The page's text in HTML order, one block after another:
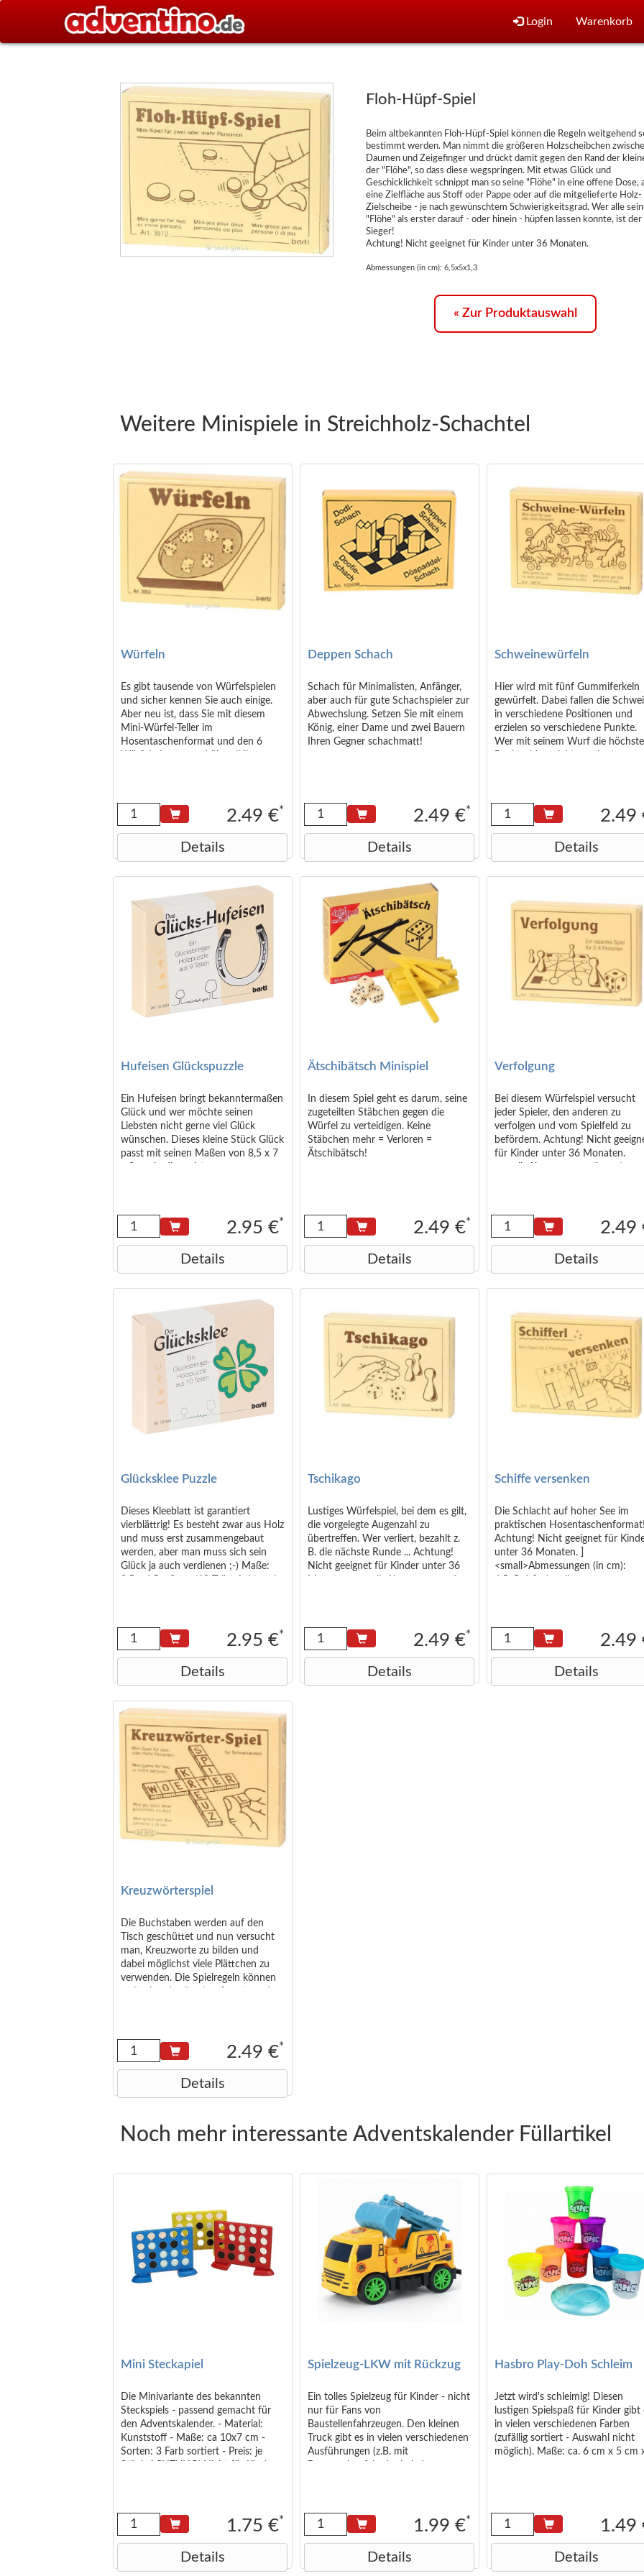
Login Warenkorb
Floh-Hüpf-Spiel
Beim altbekannten Floh-Hüpf-Spiel können die Regeln weitgehend
bestimmt werden. Man nimmt die größeren Holzscheibchen
Daumen und Zeigefinger und drückt damit gegen den Rand der
der "Flöhe", so dass diese wegspringen. Mit etwas Glück und
Geschicklichkeit schnippt man so seine "Flöhe" in eine offene Dose,
eine Zielfläche aus Stoff oder Pappe oder auf die mitgelieferte Holz-
Zielscheibe - je nach gewünschtem Schwierigkeitsgrad. Wer alle
"Flöhe" als erster darauf - oder hinein - hüpfen lassen konnte, ist der
Sieger!
Achtung! Nicht geeignet für Kinder unter 36 Monaten.
Abmessungen (in cm): 6,5x5x1,3
« Zur Produktauswahl
Weitere Minispiele in Streichholz-Schachtel
Würfeln
Es gibt tausende von Würfelspielen
und sicher kennen Sie auch einige.
Aber neu ist, dass Sie mit diesem
Mini-Würfel-Teller im
Hosentaschenformat und den 6
zu wagen. Mit einer kleinen
Investition können Sie so ein
Vermögen machen!
<small>Abmessungen (in cm):
6,5x5x1,3 </small>
2.49 €*
Details
Deppen Schach
Schach für Minimalisten, Anfänger,
aber auch für gute Schachspieler zur
Abwechslung. Setzen Sie mit einem
König, einer Dame und zwei Bauern
Ihren Gegner schachmatt!
2.49 €*
Details
Schweinewürfeln
Hier wird mit fünf Gummiferkeln
gewürfelt. Dabei fallen die
in verschiedene Positionen und
erzielen so verschiedene Punkte.
Wer mit seinem Wurf die höchste
6,5x5x1,3</small>
2.49
Details
Hufeisen Glückspuzzle
Ein Hufeisen bringt bekanntermaßen
Glück und wer möchte seinen
Liebsten nicht gerne viel Glück
wünschen. Dieses kleine Stück Glück
passt mit seinen Maßen von 8,5 x 7
Wissenswertes und Lustiges zum
Glücksbringer. Das Puzzle besteht
Jahren nicht geeignet.
2.95 €*
Details
Ätschibätsch Minispiel
In diesem Spiel geht es darum, seine
zugeteilten Stäbchen gegen die
Würfel zu verteidigen. Keine
Stäbchen mehr = Verloren =
Ätschibätsch!
2.49 €*
Details
Verfolgung
Bei diesem Würfelspiel versucht
jeder Spieler, den anderen zu
verfolgen und vom Spielfeld zu
befördern. Achtung! Nicht
für Kinder unter 36 Monaten.
2.49
Details
Glücksklee Puzzle
Dieses Kleeblatt ist garantiert
vierblättrig! Es besteht zwar aus Holz
und muss erst zusammengebaut
werden, aber man muss sich sein
Glück ja auch verdienen ;-) Maße:
2.95 €*
Details
Tschikago
Lustiges Würfelspiel, bei dem es gilt,
die vorgelegte Augenzahl zu
übertreffen. Wer verliert, bezahlt z.
B. die nächste Runde ... Achtung!
Nicht geeignet für Kinder unter 36
2.49 €*
Details
Schiffe versenken
Die Schlacht auf hoher See im
praktischen Hosentaschenformat!
Achtung! Nicht geeignet für
unter 36 Monaten. ]
<small>Abmessungen (in cm):
2.49
Details
Kreuzwörterspiel
Die Buchstaben werden auf den
Tisch geschüttet und nun versucht
man, Kreuzworte zu bilden und
dabei möglichst viele Plättchen zu
verwenden. Die Spielregeln können
werden gespielt?) Gewertet wird
nach Ablauf der vereinbarten
Plättchen. <small>Abmessungen (in
cm): 6,5x5x1,3 </small>
2.49 €*
Details
Noch mehr interessante Adventskalender Füllartikel
Mini Steckapiel
Die Minivariante des bekannten
Steckspiels - passend gemacht für
den Adventskalender. - Material:
Kunststoff - Maße: ca 10x7 cm -
Sorten: 3 Farb sortiert - Preis: je
ERSTICKUNGSGEFAHR !! Angaben
zur Produktsicherheit: Das Produkt
erfüllt die Anforderungen der
General Product Safety Regulation
1.75 €*
Details
Spielzeug-LKW mit Rückzug
Ein tolles Spielzeug für Kinder - nicht
nur für Fans von
Baustellenfahrzeugen. Den kleinen
Truck gibt es in vielen verschiedenen
Ausführungen (z.B. mit
Spiel und Spaß für Kinder (ab 3
Jahre). Maße des
Spielzeugfahrzeugs: ca. 8 cm x 5 cm
x 4 cm Maße in Verpackung: ca. 12
1.99 €*
Details
Hasbro Play-Doh Schleim
Jetzt wird's schleimig! Diesen
lustigen Spielspaß für Kinder gibt
in vielen verschiedenen Farben
(zufällig sortiert - Auswahl nicht
möglich). Maße: ca. 6 cm x 5 cm
1.49
Details